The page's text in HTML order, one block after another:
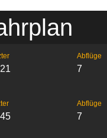
Abflüge
7
Abflüge
7